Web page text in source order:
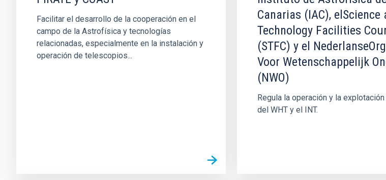
Facilitar el desarrollo de la cooperación en el
campo de la Astrofísica y tecnologías
relacionadas, especialmente en la instalación y
operación de telescopios...
Canarias (IAC), elScience
Technology Facilities
(STFC) y el
Voor Wetenschappelijk
(NWO)
Regula la operación y la
del WHT y el INT.